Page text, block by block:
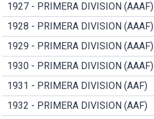
1927 - PRIMERA DIVISION (AAAF)
1928 - PRIMERA DIVISION (AAAF)
1929 - PRIMERA DIVISION (AAAF)
1930 - PRIMERA DIVISION (AAAF)
1931 - PRIMERA DIVISION (AAF)
1932 - PRIMERA DIVISION (AAF)